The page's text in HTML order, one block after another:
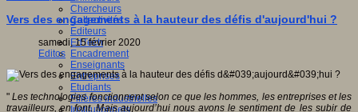
Chercheurs
Collectivités
Editeurs
EdTech
Encadrement
Enseignants
Entreprises
Etudiants
Filières industrielles
Institutionnels
Vers des engagements à la hauteur des défis d'aujourd'hui ?
samedi, 15 février 2020
Editos
" Les technologies fonctionnent selon ce que les hommes, les entreprises et les
travailleurs, en font. Mais aujourd’hui nous avons le sentiment de les subir de